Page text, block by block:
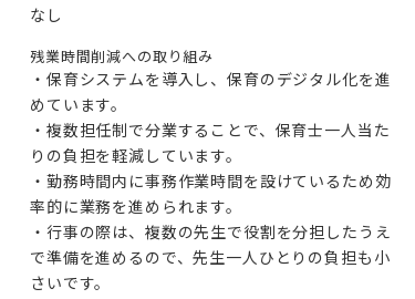
なし
残業時間削減への取り組み
・保育システムを導入し、保育のデジタル化を進
めています。
・複数担任制で分業することで、保育士一人当た
りの負担を軽減しています。
・勤務時間内に事務作業時間を設けているため効
率的に業務を進められます。
・行事の際は、複数の先生で役割を分担したうえ
で準備を進めるので、先生一人ひとりの負担も小
さいです。